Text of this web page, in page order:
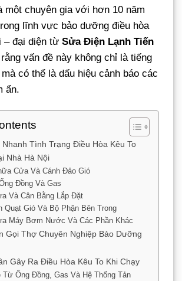
một chuyên gia với hơn 10 năm
lĩnh vực bảo dưỡng điều hòa
– đại diện từ Sửa Điện Lạnh Tiến
vấn đề này không chỉ là tiếng
có thể là dấu hiệu cảnh báo các
ẩn.
Tình Trạng Điều Hòa Kêu To
Nhà Hà Nội
Cửa Và Cánh Đảo Gió
Đồng Và Gas
Và Cân Bằng Lắp Đặt
Quạt Gió Và Bộ Phận Bên Trong
Máy Bơm Nước Và Các Phần Khác
Gọi Thợ Chuyên Nghiệp Bảo Dưỡng
Gây Ra Điều Hòa Kêu To Khi Chạy
Từ Ống Đồng, Gas Và Hệ Thống Tản